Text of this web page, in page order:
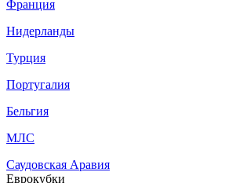
Франция
Нидерланды
Турция
Португалия
Бельгия
МЛС
Саудовская Аравия
Еврокубки